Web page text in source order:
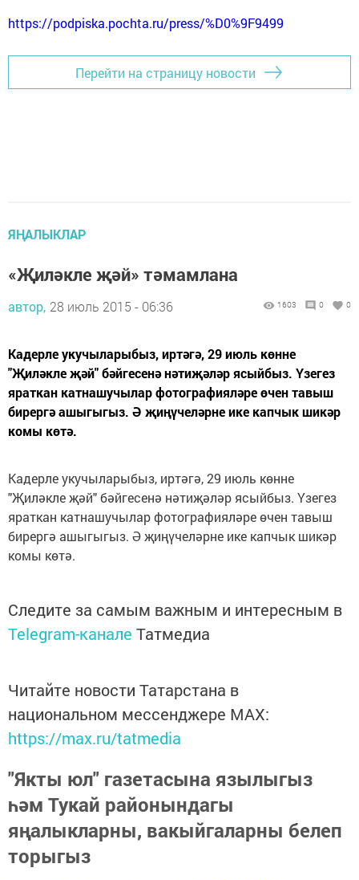
https://podpiska.pochta.ru/press/%D0%9F9499
Перейти на страницу новости
ЯҢАЛЫКЛАР
«Җиләкле җәй» тәмамлана
автор, 28 июль 2015 - 06:36 1603 0 0
Кадерле укучыларыбыз, иртәгә, 29 июль көнне
"Җиләкле җәй" бәйгесенә нәтиҗәләр ясыйбыз. Үзегез
яраткан катнашучылар фотографияләре өчен тавыш
бирергә ашыгыгыз. Ә җиңүчеләрне ике капчык шикәр
комы көтә.
Кадерле укучыларыбыз, иртәгә, 29 июль көнне
"Җиләкле җәй" бәйгесенә нәтиҗәләр ясыйбыз. Үзегез
яраткан катнашучылар фотографияләре өчен тавыш
бирергә ашыгыгыз. Ә җиңүчеләрне ике капчык шикәр
комы көтә.
Следите за самым важным и интересным в
Telegram-канале Татмедиа
Читайте новости Татарстана в
национальном мессенджере MАХ:
https://max.ru/tatmedia
"Якты юл" газетасына язылыгыз
һәм Тукай районындагы
яңалыкларны, вакыйгаларны белеп
торыгыз